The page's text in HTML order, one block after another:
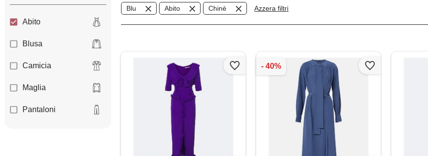
Abito
Blusa
Camicia
Maglia
Pantaloni
Blu Abito Chinè Azzera filtri